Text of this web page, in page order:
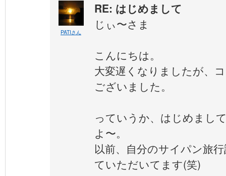
PATIさん
RE: はじめまして
じぃ〜さま
こんにちは。
大変遅くなりましたが、
ございました。
っていうか、はじめまし
よ〜。
以前、自分のサイパン旅
ていただいてます(笑)